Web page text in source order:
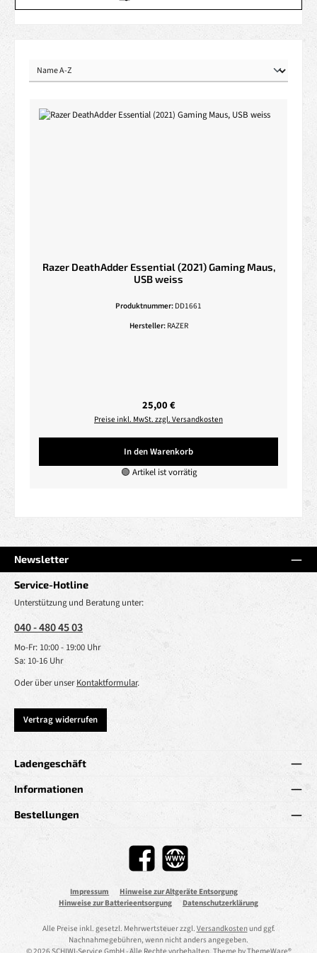
Razer DeathAdder Essential (2021) Gaming Maus,
USB weiss
Produktnummer: DD1661
Hersteller: RAZER
Regulärer Preis:
25,00 €
Preise inkl. MwSt. zzgl. Versandkosten
In den Warenkorb
🟢 Artikel ist vorrätig
Newsletter
Service-Hotline
Unterstützung und Beratung unter:
040 - 480 45 03
Mo-Fr: 10:00 - 19:00 Uhr
Sa: 10-16 Uhr
Oder über unserKontaktformular.
Vertrag widerrufen
Ladengeschäft
Informationen
Bestellungen
Facebook Website
Impressum
Hinweise zur Altgeräte Entsorgung
Hinweise zur Batterieentsorgung
Datenschutzerklärung
Alle Preise inkl. gesetzl. Mehrwertsteuer zzgl. Versandkostenund ggf.
Nachnahmegebühren, wenn nicht anders angegeben.